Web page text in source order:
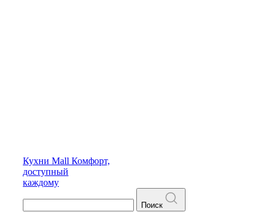
Кухни Mall Комфорт,
доступный
каждому
Поиск